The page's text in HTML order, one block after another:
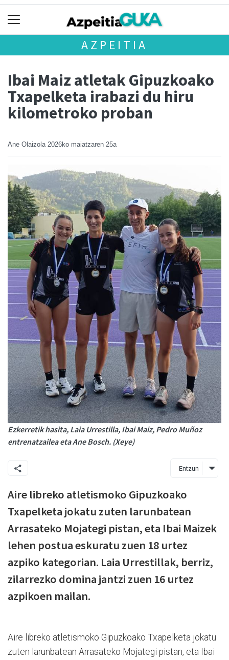
AZPEITIA
Ibai Maiz atletak Gipuzkoako
Txapelketa irabazi du hiru
kilometroko proban
Ane Olaizola 2026ko maiatzaren 25a
Ezkerretik hasita, Laia Urrestilla, Ibai Maiz, Pedro Muñoz
entrenatzailea eta Ane Bosch. (Xeye)
Entzun
Aire libreko atletismoko Gipuzkoako
Txapelketa jokatu zuten larunbatean
Arrasateko Mojategi pistan, eta Ibai Maizek
lehen postua eskuratu zuen 18 urtez
azpiko kategorian. Laia Urrestillak, berriz,
zilarrezko domina jantzi zuen 16 urtez
azpikoen mailan.
Aire libreko atletismoko Gipuzkoako Txapelketa jokatu
zuten larunbatean Arrasateko Mojategi pistan, eta Ibai